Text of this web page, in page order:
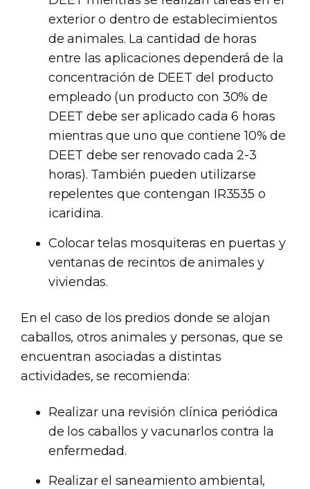
exterior o dentro de establecimientos
de animales. La cantidad de horas
entre las aplicaciones dependerá de la
concentración de DEET del producto
empleado (un producto con 30% de
DEET debe ser aplicado cada 6 horas
mientras que uno que contiene 10% de
DEET debe ser renovado cada 2-3
horas). También pueden utilizarse
repelentes que contengan IR3535 o
icaridina.
Colocar telas mosquiteras en puertas y
ventanas de recintos de animales y
viviendas.
En el caso de los predios donde se alojan
caballos, otros animales y personas, que se
encuentran asociadas a distintas
actividades, se recomienda:
Realizar una revisión clínica periódica
de los caballos y vacunarlos contra la
enfermedad.
Realizar el saneamiento ambiental,